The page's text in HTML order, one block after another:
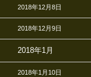
2018年12月8日
2018年12月9日
2018年1月
2018年1月10日